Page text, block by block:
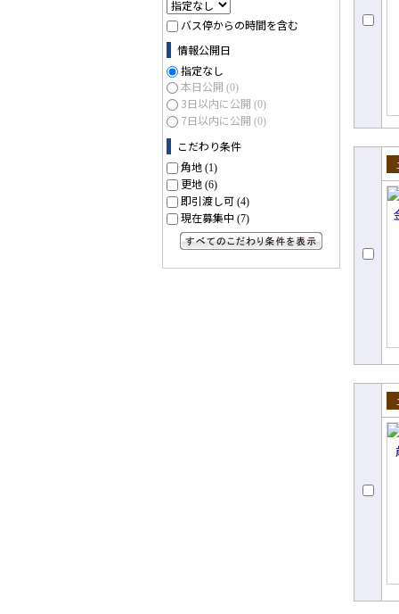
バス停からの時間を含む
情報公開日
指定なし
本日公開 (0)
3日以内に公開 (0)
7日以内に公開 (0)
こだわり条件
角地 (1)
更地 (6)
即引渡し可 (4)
現在募集中 (7)